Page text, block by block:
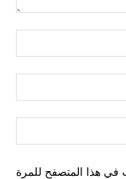
في هذا المتصفح للمرة